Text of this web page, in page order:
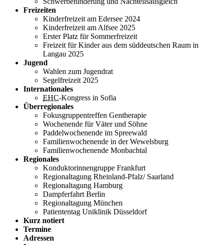
Freizeiten
Kinderfreizeit am Edersee 2024
Kinderfreizeit am Alfsee 2025
Erster Platz für Sommerfreizeit
Freizeit für Kinder aus dem süddeutschen Raum in
Langau 2025
Jugend
Wahlen zum Jugendrat
Segelfreizeit 2025
Internationales
EHC-Kongress in Sofia
Überregionales
Fokusgruppentreffen Gentherapie
Wochenende für Väter und Söhne
Paddelwochenende im Spreewald
Familienwochenende in der Wewelsburg
Familienwochenende Monbachtal
Regionales
Konduktorinnengruppe Frankfurt
Regionaltagung Rheinland-Pfalz/ Saarland
Regionaltagung Hamburg
Dampferfahrt Berlin
Regionaltagung München
Patiententag Uniklinik Düsseldorf
Kurz notiert
Termine
Adressen